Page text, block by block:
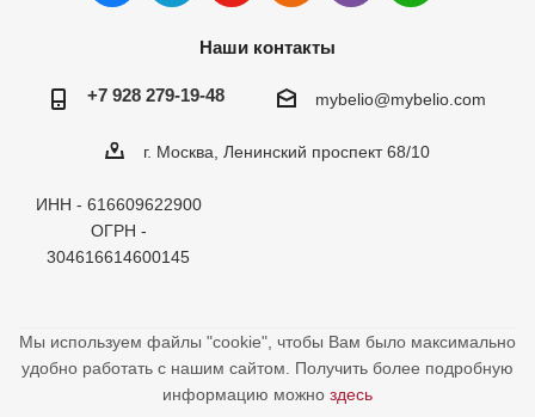
Наши контакты
+7 928 279-19-48 mybelio@mybelio.com
г. Москва, Ленинский проспект 68/10
ИНН - 616609622900
ОГРН -
304616614600145
Мы используем файлы "cookie", чтобы Вам было максимально
удобно работать с нашим сайтом. Получить более подробную
информацию можно здесь